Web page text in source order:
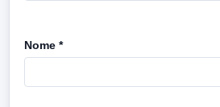
Nome *